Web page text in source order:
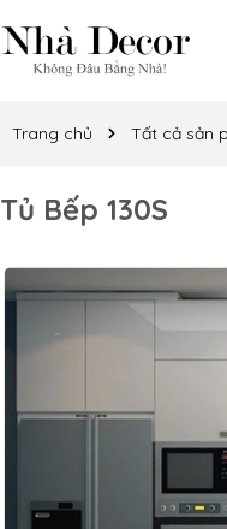
Trang chủ Tất cả sản
Tủ Bếp 130S